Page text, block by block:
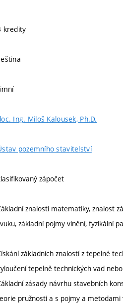
kredity
Ing. Miloš Kalousek, Ph.D.
pozemního stavitelství
zápočet
znalosti matematiky, znalost
základní pojmy vlnění, fyzikální
základních znalostí z tepelné
tepelně technických vad
zásady návrhu stavebních
pružnosti a s pojmy a metodami